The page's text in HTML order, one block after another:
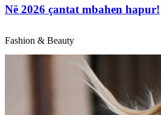
Në 2026 çantat mbahen hapur!
Fashion & Beauty